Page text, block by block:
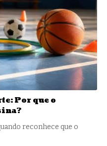
Por que o
reconhece que o